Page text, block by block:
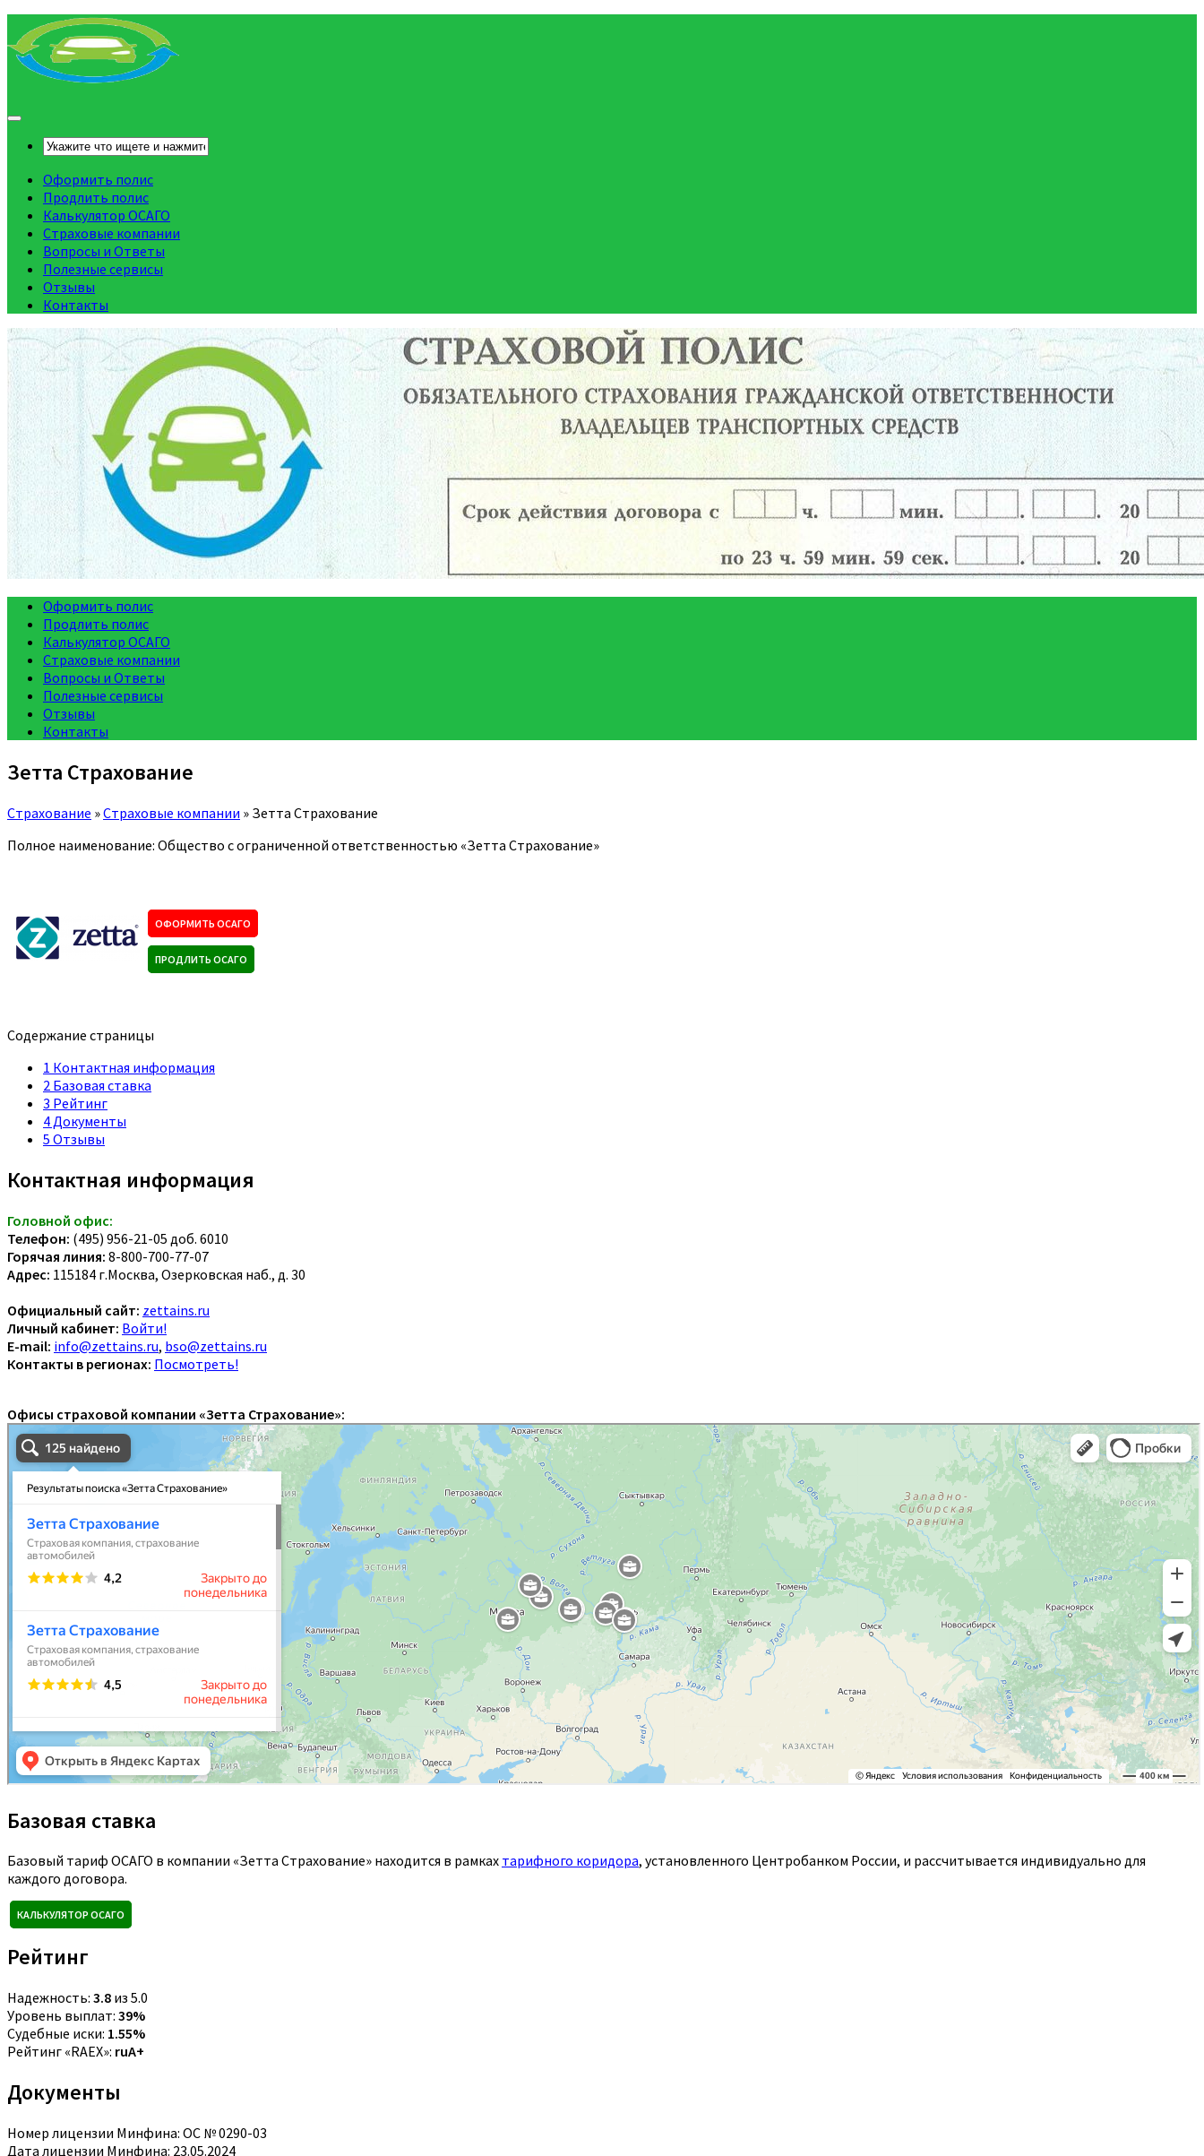
Оформить полис
Продлить полис
Калькулятор ОСАГО
Страховые компании
Вопросы и Ответы
Полезные сервисы
Отзывы
Контакты
Оформить полис
Продлить полис
Калькулятор ОСАГО
Страховые компании
Вопросы и Ответы
Полезные сервисы
Отзывы
Контакты
Зетта Страхование
Страхование »Страховые компании » Зетта Страхование
Полное наименование: Общество с ограниченной ответственностью «Зетта Страхование»
ОФОРМИТЬ ОСАГО
ПРОДЛИТЬ ОСАГО
Содержание страницы
1 Контактная информация
2 Базовая ставка
3 Рейтинг
4 Документы
5 Отзывы
Контактная информация
Головной офис:
Телефон: (495) 956-21-05 доб. 6010
Горячая линия: 8-800-700-77-07
Адрес: 115184 г.Москва, Озерковская наб., д. 30
Официальный сайт: zettains.ru
Личный кабинет: Войти!
E-mail: info@zettains.ru, bso@zettains.ru
Контакты в регионах: Посмотреть!
Офисы страховой компании «Зетта Страхование»:
Базовая ставка
Базовый тариф ОСАГО в компании «Зетта Страхование» находится в рамках тарифного коридора, установленного Центробанком России, и рассчитывается индивидуально для
каждого договора.
КАЛЬКУЛЯТОР ОСАГО
Рейтинг
Надежность: 3.8 из 5.0
Уровень выплат: 39%
Судебные иски: 1.55%
Рейтинг «RAEX»: ruA+
Документы
Номер лицензии Минфина: ОС № 0290-03
Дата лицензии Минфина: 23.05.2024